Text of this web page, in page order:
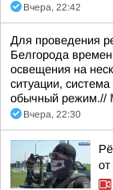
Вчера, 22:42
Для проведения
Белгорода
освещения на
ситуации,
обычный режим.//
Вчера, 22:30